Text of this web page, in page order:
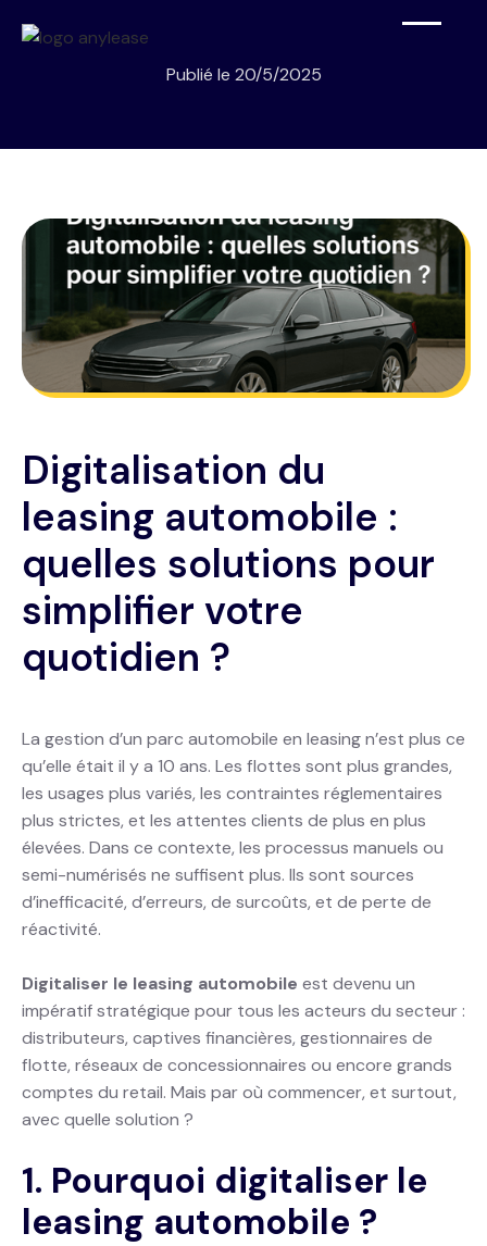
Publié le 20/5/2025
Digitalisation du
leasing automobile :
quelles solutions pour
simplifier votre
quotidien ?
La gestion d’un parc automobile en leasing n’est plus ce
qu’elle était il y a 10 ans. Les flottes sont plus grandes,
les usages plus variés, les contraintes réglementaires
plus strictes, et les attentes clients de plus en plus
élevées. Dans ce contexte, les processus manuels ou
semi-numérisés ne suffisent plus. Ils sont sources
d’inefficacité, d’erreurs, de surcoûts, et de perte de
réactivité.
Digitaliser le leasing automobile est devenu un
impératif stratégique pour tous les acteurs du secteur :
distributeurs, captives financières, gestionnaires de
flotte, réseaux de concessionnaires ou encore grands
comptes du retail. Mais par où commencer, et surtout,
avec quelle solution ?
1. Pourquoi digitaliser le
leasing automobile ?